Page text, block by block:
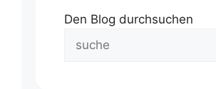
Den Blog durchsuchen